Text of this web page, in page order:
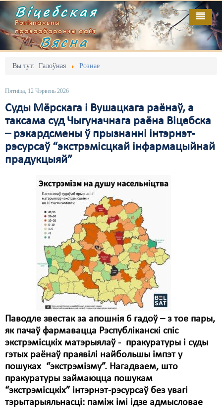
Віцебская
Рэгіянальны
праваабарончы сайт
Вясна
Вы тут: Галоўная Рознае
Пятніца, 12 Чэрвень 2026
Суды Мёрскага і Вушацкага раёнаў, а
таксама суд Чыгуначнага раёна Віцебска
– рэкардсмены ў прызнанні інтэрнэт-
рэсурсаў “экстрэмісцкай інфармацыйнай
прадукцыяй”
Паводле звестак за апошнія 6 гадоў – з тое пары,
як пачаў фармавацца Рэспубліканскі спіс
экстрэмісцкіх матэрыялаў - пракуратуры і суды
гэтых раёнаў праявілі найбольшы імпэт у
пошуках “экстрэмізму”. Нагадваем, што
пракуратуры займаюцца пошукам
“экстрэмісцкіх” інтэрнэт-рэсурсаў без увагі
тэрытарыяльнасці: паміж імі ідзе адмысловае
Галоўная
Адміністрацыйны перасьлед
Безбар'ернае асяродзьдзе
Выбары
Грамадзянскія ініцыятывы
Дзяржава
Дыскрымінацыя
Затрыманьні
Карная псыхіятрыя
Культурныя правы
Мірныя сходы
Палітвязьні
Праваабаронцы
Правы дзіцяці
Пэнітэнцыярная сыстэма
Выданьні
Кантакт
Пра нас
RSS